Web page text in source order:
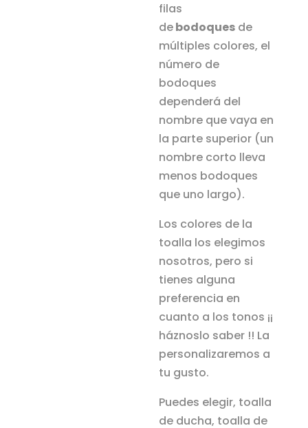
filas
debodoques de
múltiples colores, el
número de
bodoques
dependerá del
nombre que vaya en
la parte superior (un
nombre corto lleva
menos bodoques
que uno largo).
Los colores de la
toalla los elegimos
nosotros, pero si
tienes alguna
preferencia en
cuanto a los tonos ¡¡
háznoslo saber !! La
personalizaremos a
tu gusto.
Puedes elegir, toalla
de ducha, toalla de